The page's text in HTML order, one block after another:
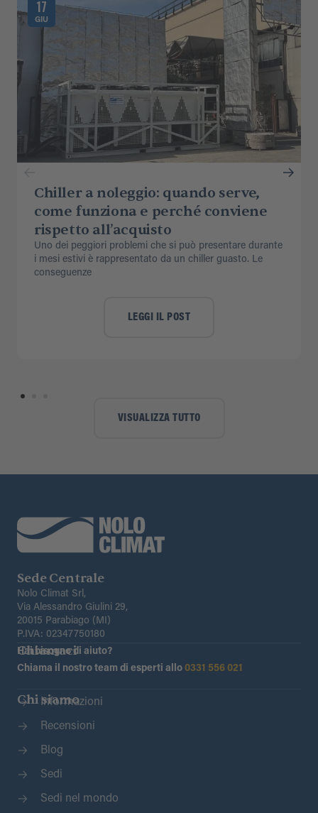
17
GIU
Chiller a noleggio: quando serve,
come funziona e perché conviene
rispetto all’acquisto
Uno dei peggiori problemi che si può presentare durante
i mesi estivi è rappresentato da un chiller guasto. Le
conseguenze
LEGGI IL POST
VISUALIZZA TUTTO
Sede Centrale
Nolo Climat Srl,
Via Alessandro Giulini 29,
20015 Parabiago (MI)
P.IVA: 02347750180
Chiamaci
Hai bisogno di aiuto?
Chiama il nostro team di esperti allo 0331 556 021
Chi siamo
Informazioni
Recensioni
Blog
Sedi
Sedi nel mondo